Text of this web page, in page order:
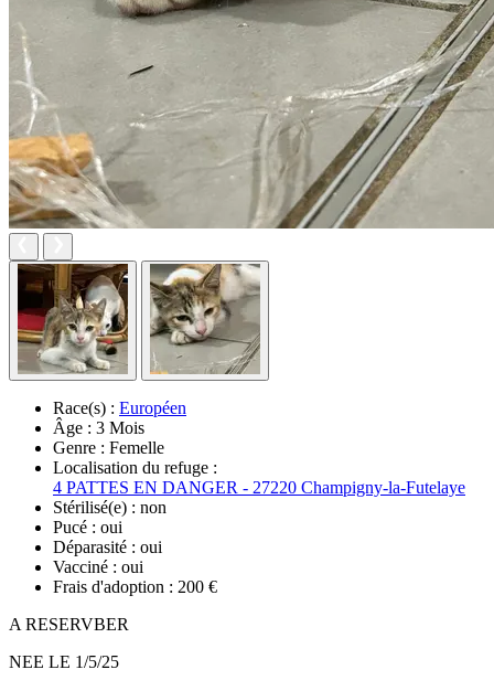
Race(s) : Européen
Âge : 3 Mois
Genre : Femelle
Localisation du refuge :
4 PATTES EN DANGER - 27220 Champigny-la-Futelaye
Stérilisé(e) : non
Pucé : oui
Déparasité : oui
Vacciné : oui
Frais d'adoption : 200 €
A RESERVBER
NEE LE 1/5/25